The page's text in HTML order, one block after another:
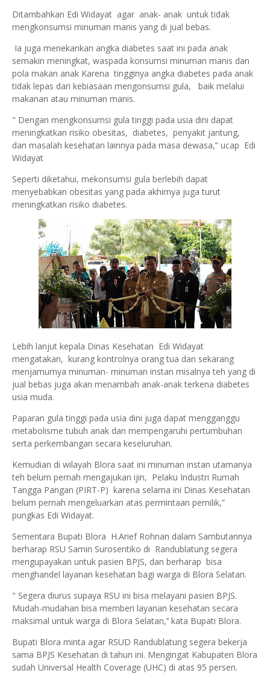
Ditambahkan Edi Widayat agar anak- anak untuk tidak
mengkonsumsi minuman manis yang di jual bebas.
Ia juga menekankan angka diabetes saat ini pada anak
semakin meningkat, waspada konsumsi minuman manis dan
pola makan anak Karena tingginya angka diabetes pada anak
tidak lepas dari kebiasaan mengonsumsi gula, baik melalui
makanan atau minuman manis.
" Dengan mengkonsumsi gula tinggi pada usia dini dapat
meningkatkan risiko obesitas, diabetes, penyakit jantung,
dan masalah kesehatan lainnya pada masa dewasa,” ucap Edi
Widayat
Seperti diketahui, mekonsumsi gula berlebih dapat
menyebabkan obesitas yang pada akhirnya juga turut
meningkatkan risiko diabetes.
Lebih lanjut kepala Dinas Kesehatan Edi Widayat
mengatakan, kurang kontrolnya orang tua dan sekarang
menjamurnya minuman- minuman instan misalnya teh yang di
jual bebas juga akan menambah anak-anak terkena diabetes
usia muda.
Paparan gula tinggi pada usia dini juga dapat mengganggu
metabolisme tubuh anak dan mempengaruhi pertumbuhan
serta perkembangan secara keseluruhan.
Kemudian di wilayah Blora saat ini minuman instan utamanya
teh belum pernah mengajukan ijin, Pelaku Industri Rumah
Tangga Pangan (PIRT-P) karena selama ini Dinas Kesehatan
belum pernah mengeluarkan atas permintaan pemilik,”
pungkas Edi Widayat.
Sementara Bupati Blora H.Arief Rohnan dalam Sambutannya
berharap RSU Samin Surosentiko di Randublatung segera
mengupayakan untuk pasien BPJS, dan berharap bisa
menghandel layanan kesehatan bagi warga di Blora Selatan.
" Segera diurus supaya RSU ini bisa melayani pasien BPJS.
Mudah-mudahan bisa memberi layanan kesehatan secara
maksimal untuk warga di Blora Selatan,’’ kata Bupati Blora.
Bupati Blora minta agar RSUD Randublatung segera bekerja
sama BPJS Kesehatan di tahun ini. Mengingat Kabupaten Blora
sudah Universal Health Coverage (UHC) di atas 95 persen.